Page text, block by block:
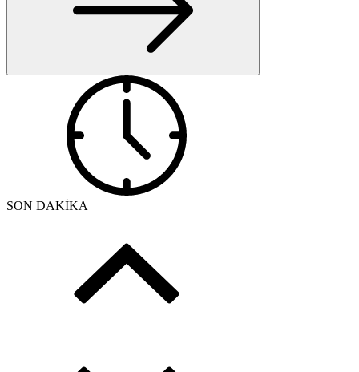
SON DAKİKA